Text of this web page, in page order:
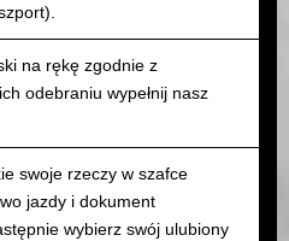
na rękę zgodnie z
odebraniu wypełnij nasz
swoje rzeczy w szafce
jazdy i dokument
wybierz swój ulubiony